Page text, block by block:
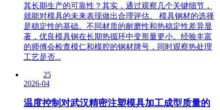
其长期生产的可靠性？其实，通过观察几个关键细节，
就能对模具的未来表现做出合理评估。 模具钢材的选择
是稳定性的基础。不同材质的耐磨性和热稳定性差异显
著，优良模具钢在长期热循环中变形量更小。经验丰富
的师傅会检查模仁和模腔的钢材牌号，同时观察热处理
工艺是否...
25
2026-04
温度控制对武汉精密注塑模具加工成型质量的